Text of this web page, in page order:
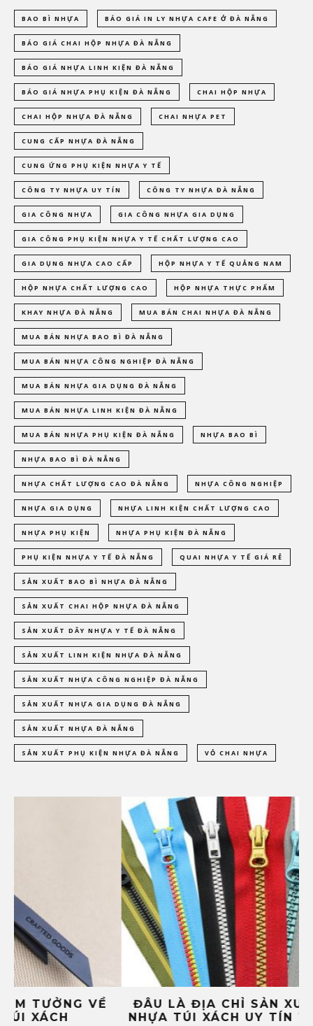
BAO BÌ NHỰA BÁO GIÁ IN LY NHỰA CAFE Ở ĐÀ NẴNG
BÁO GIÁ CHAI HỘP NHỰA ĐÀ NẴNG
BÁO GIÁ NHỰA LINH KIỆN ĐÀ NẴNG
BÁO GIÁ NHỰA PHỤ KIỆN ĐÀ NẴNG CHAI HỘP NHỰA
CHAI HỘP NHỰA ĐÀ NẴNG CHAI NHỰA PET
CUNG CẤP NHỰA ĐÀ NẴNG
CUNG ỨNG PHỤ KIỆN NHỰA Y TẾ
CÔNG TY NHỰA UY TÍN CÔNG TY NHỰA ĐÀ NẴNG
GIA CÔNG NHỰA GIA CÔNG NHỰA GIA DỤNG
GIA CÔNG PHỤ KIỆN NHỰA Y TẾ CHẤT LƯỢNG CAO
GIA DỤNG NHỰA CAO CẤP HỘP NHỰA Y TẾ QUẢNG NAM
HỘP NHỰA CHẤT LƯỢNG CAO HỘP NHỰA THỰC PHẨM
KHAY NHỰA ĐÀ NẴNG MUA BÁN CHAI NHỰA ĐÀ NẴNG
MUA BÁN NHỰA BAO BÌ ĐÀ NẴNG
MUA BÁN NHỰA CÔNG NGHIỆP ĐÀ NẴNG
MUA BÁN NHỰA GIA DỤNG ĐÀ NẴNG
MUA BÁN NHỰA LINH KIỆN ĐÀ NẴNG
MUA BÁN NHỰA PHỤ KIỆN ĐÀ NẴNG NHỰA BAO BÌ
NHỰA BAO BÌ ĐÀ NẴNG
NHỰA CHẤT LƯỢNG CAO ĐÀ NẴNG NHỰA CÔNG NGHIỆP
NHỰA GIA DỤNG NHỰA LINH KIỆN CHẤT LƯỢNG CAO
NHỰA PHỤ KIỆN NHỰA PHỤ KIỆN ĐÀ NẴNG
PHỤ KIỆN NHỰA Y TẾ ĐÀ NẴNG QUAI NHỰA Y TẾ GIÁ RẺ
SẢN XUẤT BAO BÌ NHỰA ĐÀ NẴNG
SẢN XUẤT CHAI HỘP NHỰA ĐÀ NẴNG
SẢN XUẤT DÂY NHỰA Y TẾ ĐÀ NẴNG
SẢN XUẤT LINH KIỆN NHỰA ĐÀ NẴNG
SẢN XUẤT NHỰA CÔNG NGHIỆP ĐÀ NẴNG
SẢN XUẤT NHỰA GIA DỤNG ĐÀ NẴNG
SẢN XUẤT NHỰA ĐÀ NẴNG
SẢN XUẤT PHỤ KIỆN NHỰA ĐÀ NẴNG VỎ CHAI NHỰA
ĐÂU LÀ ĐỊA CHỈ SẢN XUẤT PHỤ KIỆN
NHỰA TÚI XÁCH UY TÍN TẠI ĐÀ NẴNG?